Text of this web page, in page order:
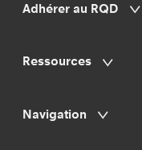
Adhérer au RQD
Ressources
Navigation